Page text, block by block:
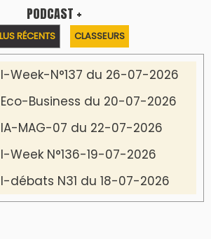
PODCAST +
RÉCENTS CLASSEURS
Week-N°137 du 26-07-2026
Business du 20-07-2026
MAG-07 du 22-07-2026
Week N°136-19-07-2026
débats N31 du 18-07-2026